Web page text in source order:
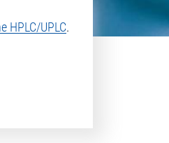
HPLC/UPLC.